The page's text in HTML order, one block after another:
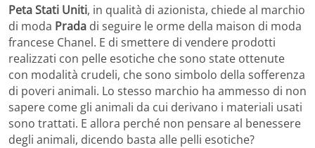
Peta Stati Uniti, in qualità di azionista, chiede al marchio
di moda Prada di seguire le orme della maison di moda
francese Chanel. E di smettere di vendere prodotti
realizzati con pelle esotiche che sono state ottenute
con modalità crudeli, che sono simbolo della sofferenza
di poveri animali. Lo stesso marchio ha ammesso di non
sapere come gli animali da cui derivano i materiali usati
sono trattati. E allora perché non pensare al benessere
degli animali, dicendo basta alle pelli esotiche?